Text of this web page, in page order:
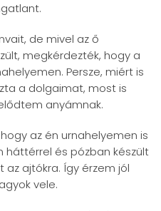
de mivel az ő
megkérdezték, hogy a
Persze, miért is
a dolgaimat, most is
anyámnak.
az én urnahelyemen is
háttérrel és pózban készült
az ajtókra. Így érzem jól
vele.